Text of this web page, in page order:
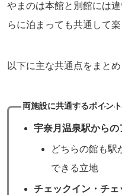
やまのは本館と別館には
らに泊まっても共通して
以下に主な共通点をまとめ
両施設に共通するポイント
宇奈月温泉駅から
どちらの館も駅
できる立地
チェックイン・チ